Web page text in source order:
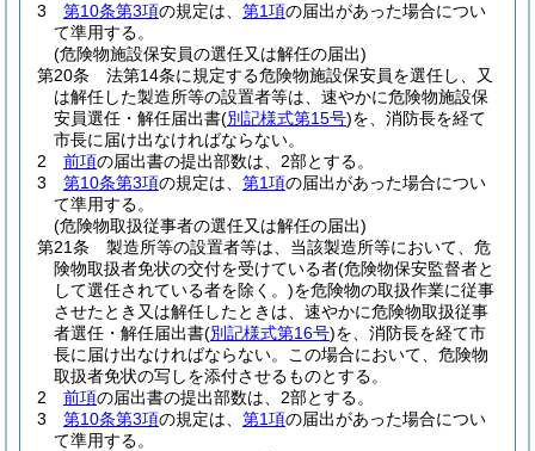
3
第10条第3項の規定は、 第1項の届出があった場合につい
て準用する。
(危険物施設保安員の選任又は解任の届出)
第20条
法第14条に規定する危険物施設保安員を選任し、又
は解任した製造所等の設置者等は、速やかに危険物施設保
安員選任・解任届出書(別記様式第15号)を、消防長を経て
市長に届け出なければならない。
2
前項の届出書の提出部数は、2部とする。
3
第10条第3項の規定は、 第1項の届出があった場合につい
て準用する。
(危険物取扱従事者の選任又は解任の届出)
第21条
製造所等の設置者等は、当該製造所等において、危
険物取扱者免状の交付を受けている者(危険物保安監督者と
して選任されている者を除く。)を危険物の取扱作業に従事
させたとき又は解任したときは、速やかに危険物取扱従事
者選任・解任届出書(別記様式第16号)を、消防長を経て市
長に届け出なければならない。
この場合において、危険物
取扱者免状の写しを添付させるものとする。
2
前項の届出書の提出部数は、2部とする。
3
第10条第3項の規定は、 第1項の届出があった場合につい
て準用する。